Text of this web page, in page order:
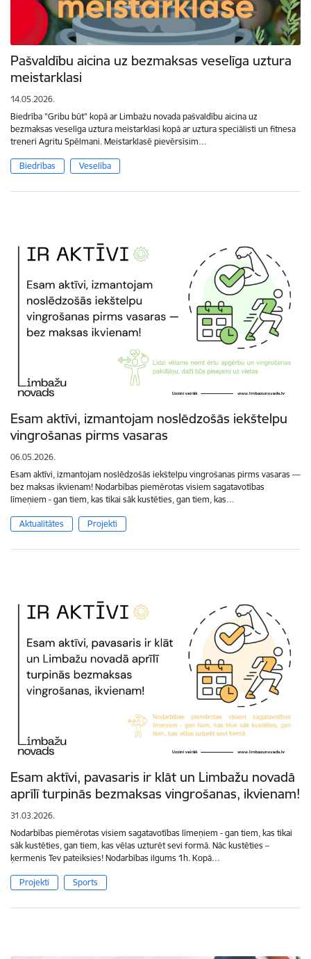
Pašvaldību aicina uz bezmaksas veselīga uztura
meistarklasi
14.05.2026.
Biedrība "Gribu būt" kopā ar Limbažu novada pašvaldību aicina uz
bezmaksas veselīga uztura meistarklasi kopā ar uztura speciālisti un fitnesa
treneri Agritu Spēlmani. Meistarklasē pievērsīsim…
Biedrības Veselība
​​​​​​​Esam aktīvi, izmantojam noslēdzošās iekštelpu
vingrošanas pirms vasaras
06.05.2026.
Esam aktīvi, izmantojam noslēdzošās iekštelpu vingrošanas pirms vasaras —
bez maksas ikvienam! Nodarbības piemērotas visiem sagatavotības
līmeņiem - gan tiem, kas tikai sāk kustēties, gan tiem, kas…
Aktualitātes Projekti
Esam aktīvi, pavasaris ir klāt un Limbažu novadā
aprīlī turpinās bezmaksas vingrošanas, ikvienam!
31.03.2026.
Nodarbības piemērotas visiem sagatavotības līmeņiem - gan tiem, kas tikai
sāk kustēties, gan tiem, kas vēlas uzturēt sevi formā. Nāc kustēties –
ķermenis Tev pateiksies! Nodarbības ilgums 1h. Kopā…
Projekti Sports